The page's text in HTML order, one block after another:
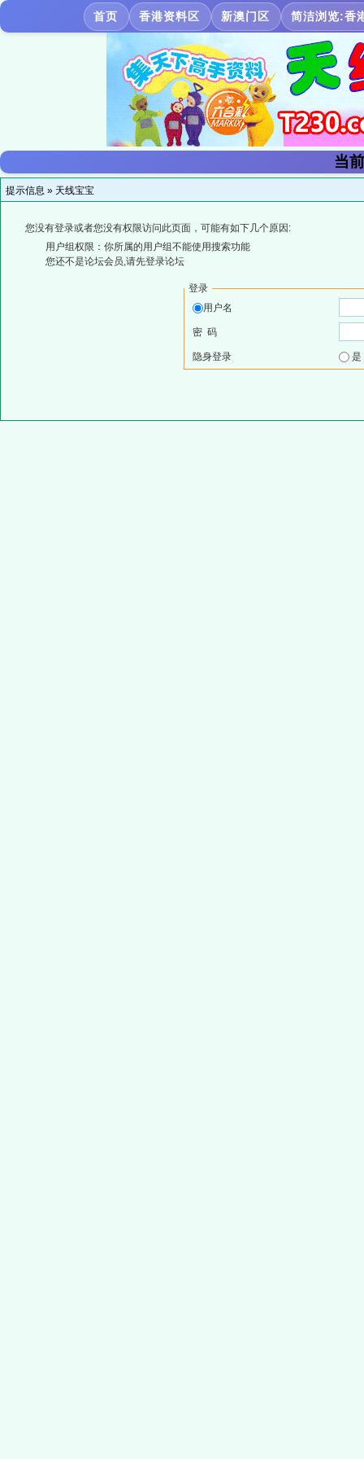
首页 香港资料区 新澳门区 简洁浏览:香
当
提示信息 » 天线宝宝
您没有登录或者您没有权限访问此页面，可能有如下几个原因:
用户组权限：你所属的用户组不能使用搜索功能
您还不是论坛会员,请先登录论坛
登录
用户名
密 码
隐身登录